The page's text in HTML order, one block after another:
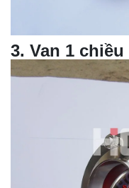
3. Van 1 chiều